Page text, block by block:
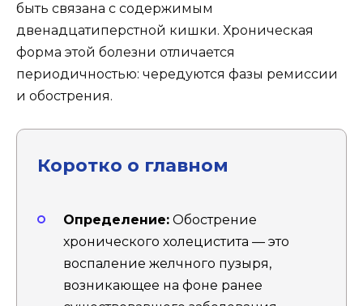
быть связана с содержимым
двенадцатиперстной кишки. Хроническая
форма этой болезни отличается
периодичностью: чередуются фазы ремиссии
и обострения.
Коротко о главном
Определение: Обострение
хронического холецистита — это
воспаление желчного пузыря,
возникающее на фоне ранее